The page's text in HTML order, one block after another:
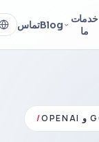
خدمات
ما
Blogتماس
/